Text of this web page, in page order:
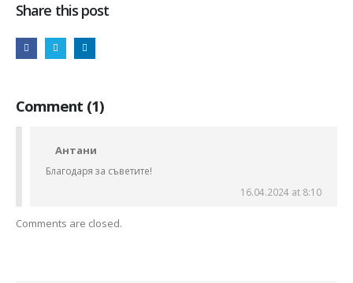
Share this post
Comment (1)
Антани
Благодаря за съветите!
16.04.2024 at 8:10
Comments are closed.